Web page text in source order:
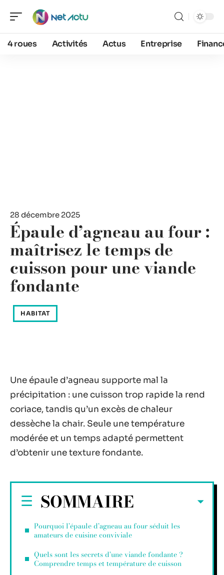
4 roues Activités Actus Entreprise
28 décembre 2025
Épaule d’agneau au four :
maîtrisez le temps de
cuisson pour une viande
fondante
HABITAT
Une épaule d’agneau supporte mal la
précipitation : une cuisson trop rapide la rend
coriace, tandis qu’un excès de chaleur
dessèche la chair. Seule une température
modérée et un temps adapté permettent
d’obtenir une texture fondante.
SOMMAIRE
Pourquoi l’épaule d’agneau au four séduit les
amateurs de cuisine conviviale
Quels sont les secrets d’une viande fondante ?
Comprendre temps et température de cuisson